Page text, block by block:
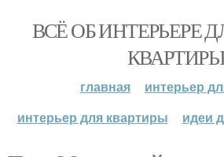
ВСЁ ОБ ИНТЕРЬЕРЕ
главная
интерьер
интерьер для квартиры
идеи